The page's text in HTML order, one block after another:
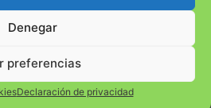
Denegar
preferencias
Declaración de privacidad
30360 La Unión (Murcia)